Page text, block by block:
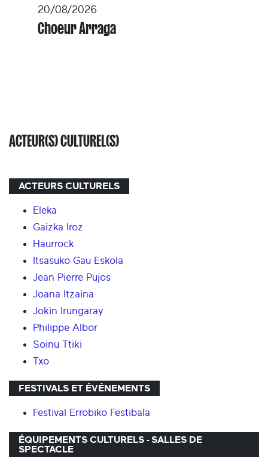
20/08/2026
Choeur Arraga
ACTEUR(S) CULTUREL(S)
ACTEURS CULTURELS
Eleka
Gaizka Iroz
Haurrock
Itsasuko Gau Eskola
Jean Pierre Pujos
Joana Itzaina
Jokin Irungaray
Philippe Albor
Soinu Ttiki
Txo
FESTIVALS ET ÉVÉNEMENTS
Festival Errobiko Festibala
ÉQUIPEMENTS CULTURELS - SALLES DE
SPECTACLE